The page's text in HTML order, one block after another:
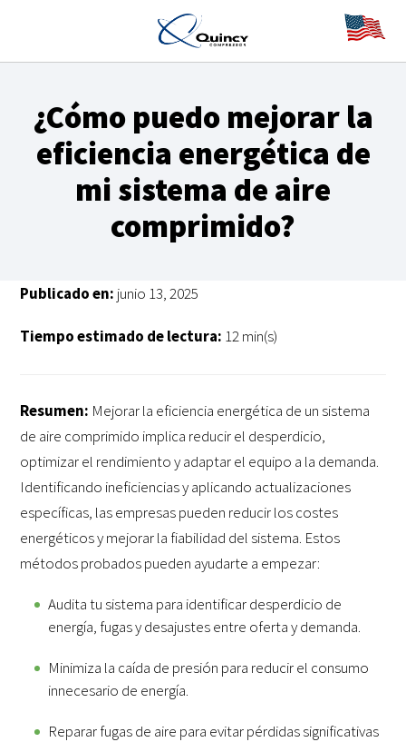
¿Cómo puedo mejorar la
eficiencia energética de
mi sistema de aire
comprimido?
Publicado en: junio 13, 2025
Tiempo estimado de lectura: 12 min(s)
Resumen: Mejorar la eficiencia energética de un sistema
de aire comprimido implica reducir el desperdicio,
optimizar el rendimiento y adaptar el equipo a la demanda.
Identificando ineficiencias y aplicando actualizaciones
específicas, las empresas pueden reducir los costes
energéticos y mejorar la fiabilidad del sistema. Estos
métodos probados pueden ayudarte a empezar:
Audita tu sistema para identificar desperdicio de
energía, fugas y desajustes entre oferta y demanda.
Minimiza la caída de presión para reducir el consumo
innecesario de energía.
Reparar fugas de aire para evitar pérdidas significativas